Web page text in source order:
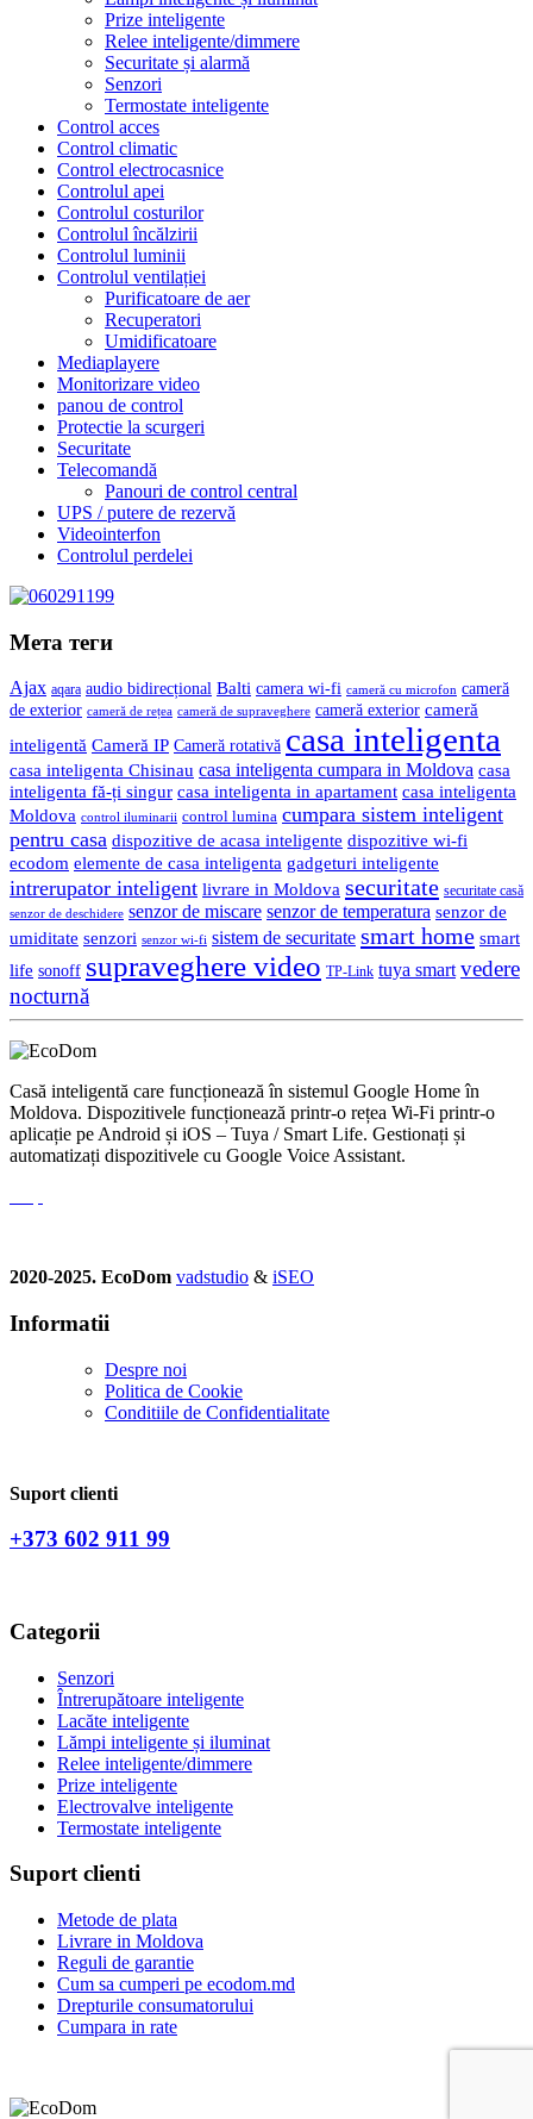
Prize inteligente
Relee inteligente/dimmere
Securitate și alarmă
Senzori
Termostate inteligente
Control acces
Control climatic
Control electrocasnice
Controlul apei
Controlul costurilor
Controlul încălzirii
Controlul luminii
Controlul ventilației
Purificatoare de aer
Recuperatori
Umidificatoare
Mediaplayere
Monitorizare video
panou de control
Protectie la scurgeri
Securitate
Telecomandă
Panouri de control central
UPS / putere de rezervă
Videointerfon
Сontrolul perdelei
Мета теги
Ajax aqara audio bidirecțional Balti camera wi-fi cameră cu microfon cameră
de exterior cameră de rețea cameră de supraveghere cameră exterior cameră
inteligentă Cameră IP Cameră rotativă casa inteligenta
casa inteligenta Chisinau casa inteligenta cumpara in Moldova casa
inteligenta fă-ți singur casa inteligenta in apartament casa inteligenta
Moldova control iluminarii control lumina cumpara sistem inteligent
pentru casa dispozitive de acasa inteligente dispozitive wi-fi
ecodom elemente de casa inteligenta gadgeturi inteligente
intrerupator inteligent livrare in Moldova securitate securitate casă
senzor de deschidere senzor de miscare senzor de temperatura senzor de
umiditate senzori senzor wi-fi sistem de securitate smart home smart
life sonoff supraveghere video TP-Link tuya smart vedere
nocturnă
Casă inteligentă care funcționează în sistemul Google Home în
Moldova. Dispozitivele funcționează printr-o rețea Wi-Fi printr-o
aplicație pe Android și iOS – Tuya / Smart Life. Gestionați și
automatizați dispozitivele cu Google Voice Assistant.
2020-2025. EcoDom vadstudio & iSEO
Informatii
Despre noi
Politica de Сookie
Conditiile de Confidentialitate
Suport clienti
+373 602 911 99
Categorii
Senzori
Întrerupătoare inteligente
Lacăte inteligente
Lămpi inteligente și iluminat
Relee inteligente/dimmere
Prize inteligente
Electrovalve inteligente
Termostate inteligente
Suport clienti
Metode de plata
Livrare in Moldova
Reguli de garantie
Cum sa cumperi pe ecodom.md
Drepturile consumatorului
Cumpara in rate